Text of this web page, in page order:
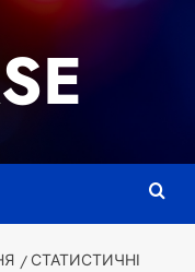
СТАТИСТИЧНІ